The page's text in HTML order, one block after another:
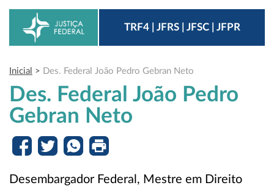
TRF4 | JFRS | JFSC | JFPR
Inicial > Des. Federal João Pedro Gebran Neto
Des. Federal João Pedro
Gebran Neto
Desembargador Federal, Mestre em Direito